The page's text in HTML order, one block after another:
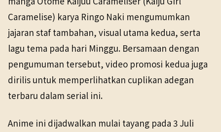
Caramelise) karya Ringo Naki mengumumkan
jajaran staf tambahan, visual utama kedua, serta
lagu tema pada hari Minggu. Bersamaan dengan
pengumuman tersebut, video promosi kedua juga
dirilis untuk memperlihatkan cuplikan adegan
terbaru dalam serial ini.
Anime ini dijadwalkan mulai tayang pada 3 Juli